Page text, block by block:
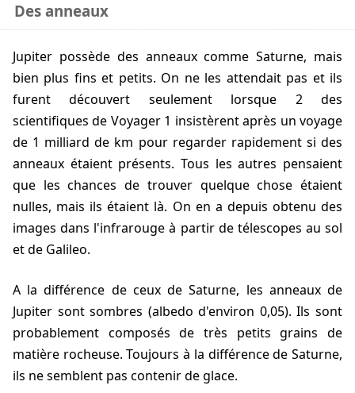
Des anneaux
Jupiter possède des anneaux comme Saturne, mais
bien plus fins et petits. On ne les attendait pas et ils
furent découvert seulement lorsque 2 des
scientifiques de Voyager 1 insistèrent après un voyage
de 1 milliard de km pour regarder rapidement si des
anneaux étaient présents. Tous les autres pensaient
que les chances de trouver quelque chose étaient
nulles, mais ils étaient là. On en a depuis obtenu des
images dans l'infrarouge à partir de télescopes au sol
et de Galileo.
A la différence de ceux de Saturne, les anneaux de
Jupiter sont sombres (albedo d'environ 0,05). Ils sont
probablement composés de très petits grains de
matière rocheuse. Toujours à la différence de Saturne,
ils ne semblent pas contenir de glace.